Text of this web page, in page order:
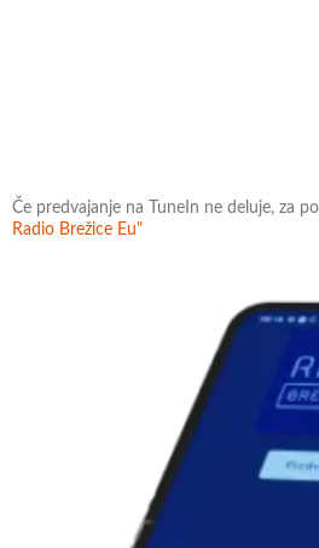
Če predvajanje na TuneIn ne deluje, za
Radio Brežice Eu"